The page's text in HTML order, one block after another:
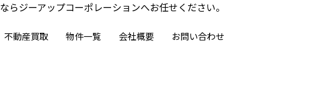
ジーアップコーポレーションへお任せください。
不動産買取 物件一覧 会社概要 お問い合わせ